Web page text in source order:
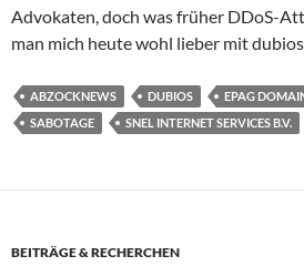
Advokaten, doch was früher DDoS-
man mich heute wohl lieber mit
ABZOCKNEWS DUBIOS
EPAG
SABOTAGE
SNEL INTERNET SERVICES B.V.
BEITRÄGE & RECHERCHEN